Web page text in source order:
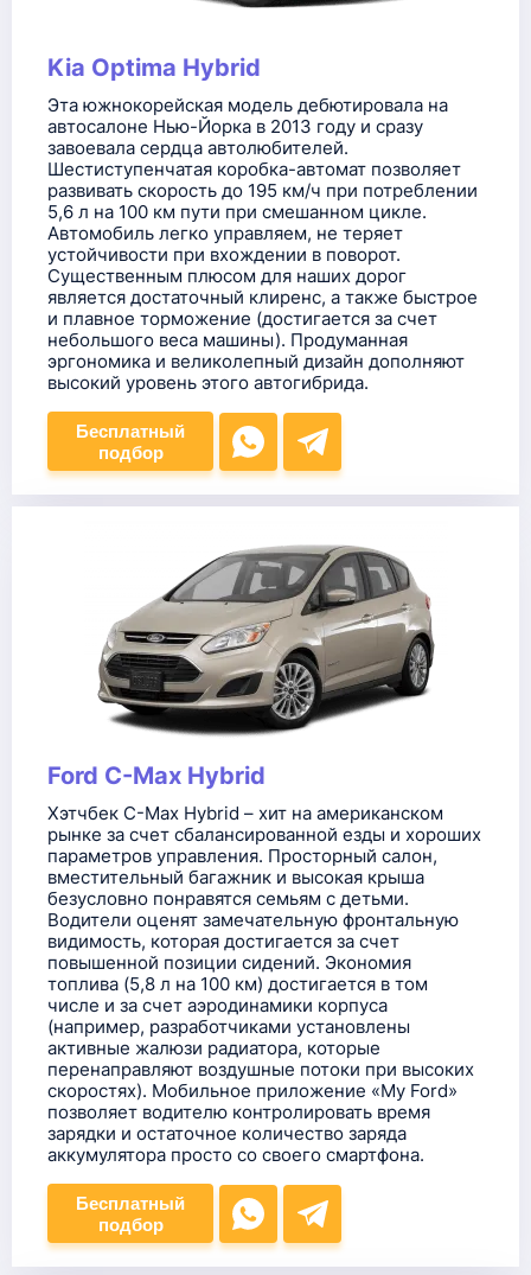
Kia Optima Hybrid
Эта южнокорейская модель дебютировала на
автосалоне Нью-Йорка в 2013 году и сразу
завоевала сердца автолюбителей.
Шестиступенчатая коробка-автомат позволяет
развивать скорость до 195 км/ч при потреблении
5,6 л на 100 км пути при смешанном цикле.
Автомобиль легко управляем, не теряет
устойчивости при вхождении в поворот.
Существенным плюсом для наших дорог
является достаточный клиренс, а также быстрое
и плавное торможение (достигается за счет
небольшого веса машины). Продуманная
эргономика и великолепный дизайн дополняют
высокий уровень этого автогибрида.
Бесплатный
подбор
Ford C-Max Hybrid
Хэтчбек C-Max Hybrid – хит на американском
рынке за счет сбалансированной езды и хороших
параметров управления. Просторный салон,
вместительный багажник и высокая крыша
безусловно понравятся семьям с детьми.
Водители оценят замечательную фронтальную
видимость, которая достигается за счет
повышенной позиции сидений. Экономия
топлива (5,8 л на 100 км) достигается в том
числе и за счет аэродинамики корпуса
(например, разработчиками установлены
активные жалюзи радиатора, которые
перенаправляют воздушные потоки при высоких
скоростях). Мобильное приложение «My Ford»
позволяет водителю контролировать время
зарядки и остаточное количество заряда
аккумулятора просто со своего смартфона.
Бесплатный
подбор